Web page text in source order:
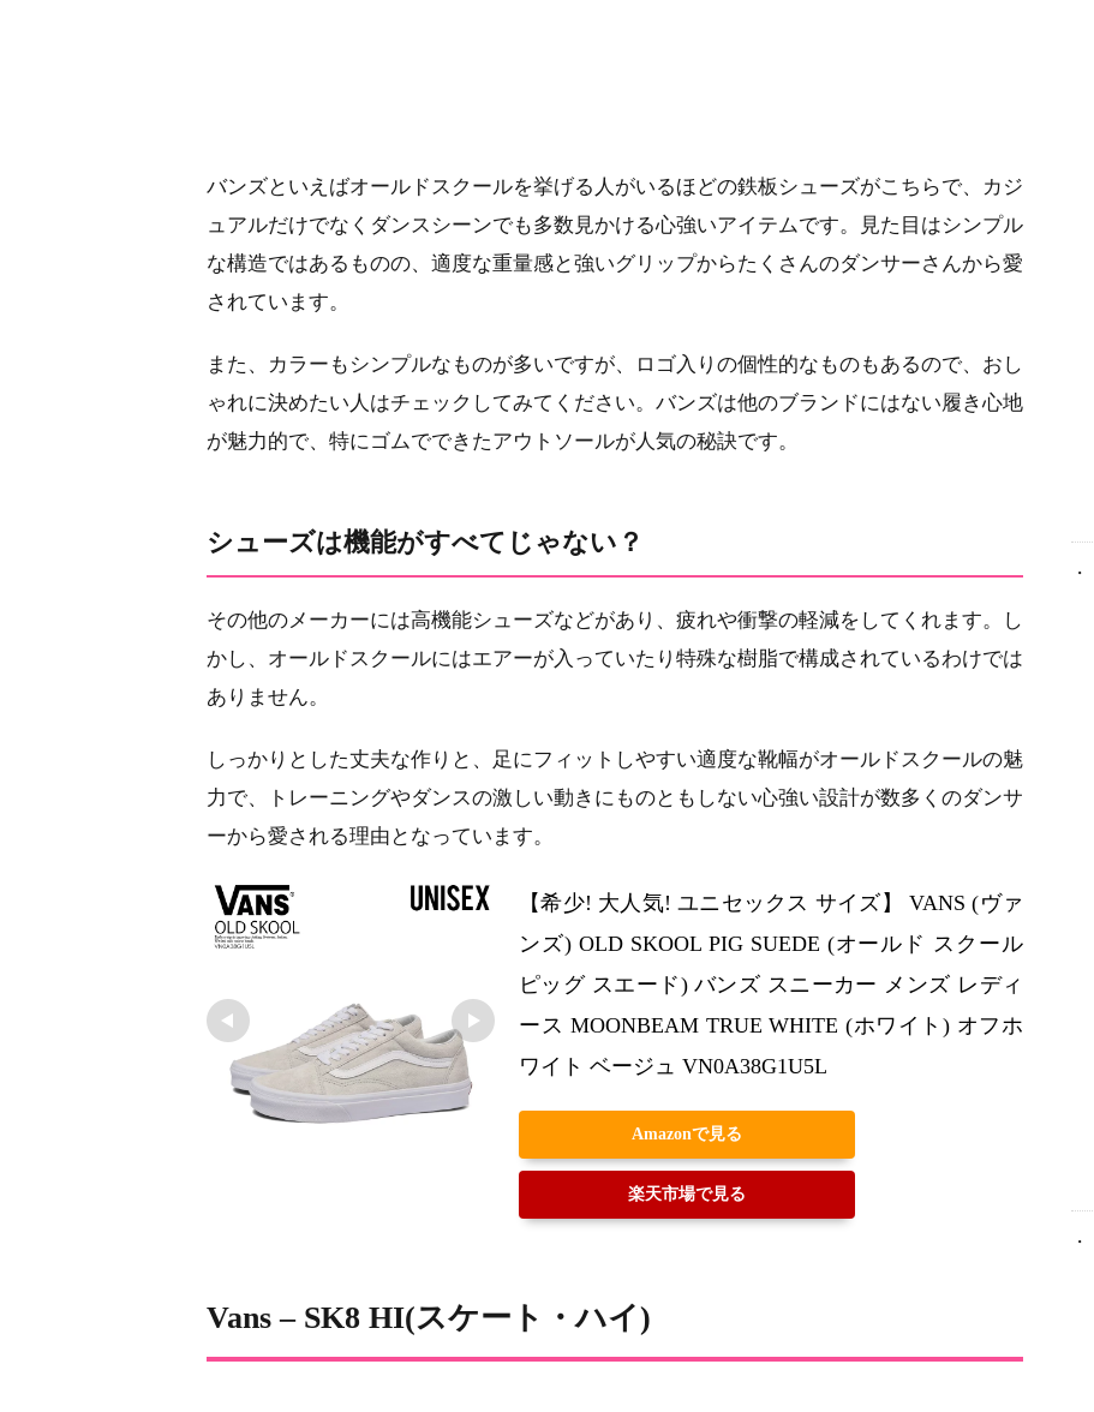
バンズといえばオールドスクールを挙げる人がいるほどの鉄板シューズがこちらで、カジ
ュアルだけでなくダンスシーンでも多数見かける心強いアイテムです。見た目はシンプル
な構造ではあるものの、適度な重量感と強いグリップからたくさんのダンサーさんから愛
されています。
また、カラーもシンプルなものが多いですが、ロゴ入りの個性的なものもあるので、おし
ゃれに決めたい人はチェックしてみてください。バンズは他のブランドにはない履き心地
が魅力的で、特にゴムでできたアウトソールが人気の秘訣です。
シューズは機能がすべてじゃない？
その他のメーカーには高機能シューズなどがあり、疲れや衝撃の軽減をしてくれます。し
かし、オールドスクールにはエアーが入っていたり特殊な樹脂で構成されているわけでは
ありません。
しっかりとした丈夫な作りと、足にフィットしやすい適度な靴幅がオールドスクールの魅
力で、トレーニングやダンスの激しい動きにものともしない心強い設計が数多くのダンサ
ーから愛される理由となっています。
【希少! 大人気! ユニセックス サイズ】 VANS (ヴァ
ンズ) OLD SKOOL PIG SUEDE (オールド スクール
ピッグ スエード) バンズ スニーカー メンズ レディ
ース MOONBEAM TRUE WHITE (ホワイト) オフホ
ワイト ベージュ VN0A38G1U5L
Amazonで見る
楽天市場で見る
Vans – SK8 HI(スケート・ハイ)